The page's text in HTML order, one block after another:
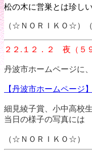
松の木に営巣とは珍し
（☆ＮＯＲＩＫＯ☆）（
２２.１２．２ 夜（５
丹波市ホームページに
【丹波市ホームページ】
細見綾子賞、小中高校
当日の様子の写真には
（☆ＮＯＲＩＫＯ☆）